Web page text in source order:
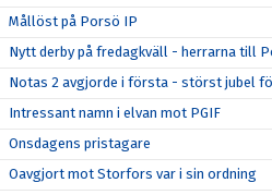
Mållöst på Porsö IP
Nytt derby på fredagkväll - herrarna till
Notas 2 avgjorde i första - störst jubel
Intressant namn i elvan mot PGIF
Onsdagens pristagare
Oavgjort mot Storfors var i sin ordning